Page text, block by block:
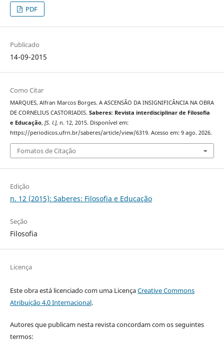
PDF
Publicado
14-09-2015
Como Citar
MARQUES, Alfran Marcos Borges. A ASCENSÃO DA INSIGNIFICÂNCIA NA OBRA
DE CORNELIUS CASTORIADIS. Saberes: Revista interdisciplinar de Filosofia
e Educação, [S. l.], n. 12, 2015. Disponível em:
https://periodicos.ufrn.br/saberes/article/view/6319. Acesso em: 9 ago. 2026.
Fomatos de Citação
Edição
n. 12 (2015): Saberes: Filosofia e Educação
Seção
Filosofia
Licença
Este obra está licenciado com uma LicençaCreative Commons
Atribuição 4.0 Internacional.
Autores que publicam nesta revista concordam com os seguintes
termos: